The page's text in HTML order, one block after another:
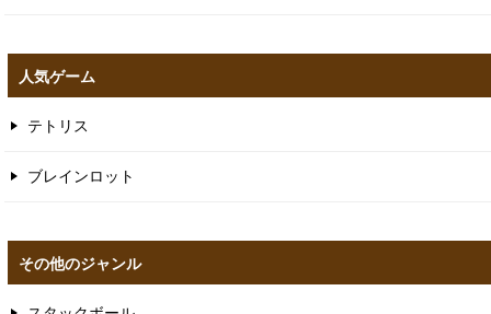
人気ゲーム
テトリス
ブレインロット
その他のジャンル